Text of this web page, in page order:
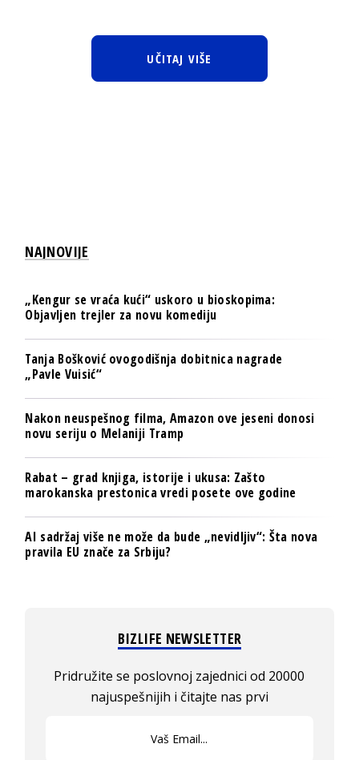
UČITAJ VIŠE
NAJNOVIJE
„Kengur se vraća kući“ uskoro u bioskopima:
Objavljen trejler za novu komediju
Tanja Bošković ovogodišnja dobitnica nagrade
„Pavle Vuisić“
Nakon neuspešnog filma, Amazon ove jeseni donosi
novu seriju o Melaniji Tramp
Rabat – grad knjiga, istorije i ukusa: Zašto
marokanska prestonica vredi posete ove godine
AI sadržaj više ne može da bude „nevidljiv“: Šta nova
pravila EU znače za Srbiju?
BIZLIFE NEWSLETTER
Pridružite se poslovnoj zajednici od 20000
najuspešnijih i čitajte nas prvi